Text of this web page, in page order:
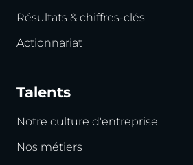
Résultats & chiffres-clés
Actionnariat
Talents
Notre culture d'entreprise
Nos métiers